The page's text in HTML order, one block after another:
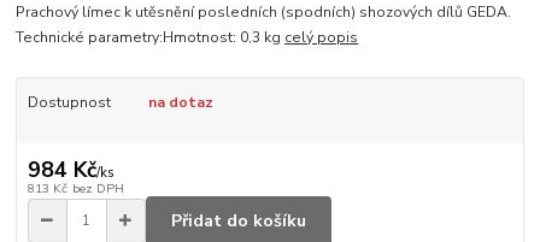
Prachový límec k utěsnění posledních (spodních) shozových dílů GEDA.
Technické parametry:Hmotnost: 0,3 kg celý popis
Dostupnost na dotaz
984 Kč/ks
813 Kč bez DPH
Přidat do košíku